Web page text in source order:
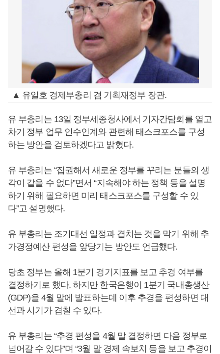
▲ 유일호 경제부총리 겸 기획재정부 장관.
유 부총리는 13일 정부세종청사에서 기자간담회를 열고
차기 정부 업무 인수인계와 관련해 태스크포스를 구성
하는 방안을 검토하겠다고 밝혔다.
유 부총리는 “집권해서 새로운 정부를 꾸리는 분들의 생
각이 같을 수 없다”면서 “지속해야 하는 정책 등을 설명
하기 위해 필요하면 미리 태스크포스를 구성할 수 있
다”고 설명했다.
유 부총리는 조기대선 일정과 겹치는 것을 막기 위해 추
가경정예산 편성을 앞당기는 방안도 언급했다.
당초 정부는 올해 1분기 경기지표를 보고 추경 여부를
결정하기로 했다. 하지만 한국은행이 1분기 국내총생산
(GDP)을 4월 말에 발표하는데 이후 추경을 편성하면 대
선과 시기가 겹칠 수 있다.
유 부총리는 “추경 편성을 4월 말 결정하면 다음 정부로
넘어갈 수 있다”며 “3월 말 경제 속보치 등을 보고 추경이